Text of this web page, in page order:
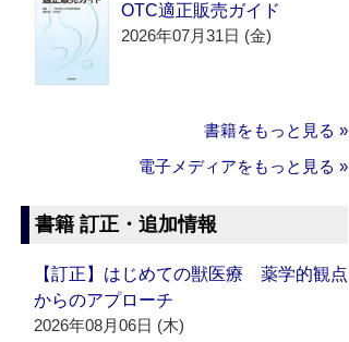
OTC適正販売ガイド
2026年07月31日 (金)
書籍をもっと見る »
電子メディアをもっと見る »
書籍 訂正・追加情報
【訂正】はじめての獣医療 薬学的観点
からのアプローチ
2026年08月06日 (木)